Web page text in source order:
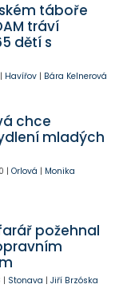
táboře
tráví
dětí s
| Havířov| Bára Kelnerová
chce
mladých
| Orlová | Monika
požehnal
| Stonava | Jiří Brzóska